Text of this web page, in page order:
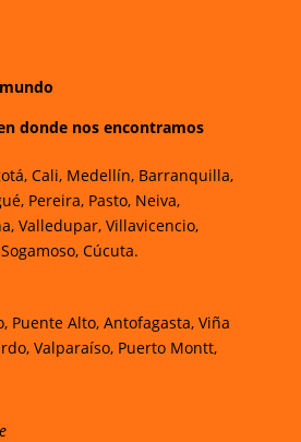
donde nos encontramos
,Cali, Medellín, Barranquilla,
,Pereira,Pasto, Neiva,
Valledupar, Villavicencio,
Sogamoso, Cúcuta.
Puente Alto, Antofagasta, Viña
Valparaíso, Puerto Montt,